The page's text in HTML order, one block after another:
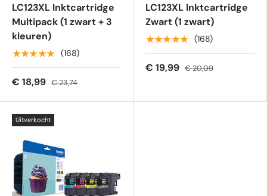
LC123XL Inktcartridge
Multipack (1 zwart + 3
kleuren)
★★★★★ (168)
€ 18,99 € 23,74
LC123XL Inktcartridge
Zwart (1 zwart)
★★★★★ (168)
€ 19,99 € 20,09
Uitverkocht